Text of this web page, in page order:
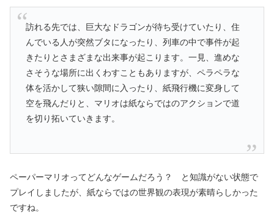
訪れる先では、巨大なドラゴンが待ち受けていたり、住
んでいる人が突然ブタになったり、列車の中で事件が起
きたりとさまざまな出来事が起こります。一見、進めな
さそうな場所に出くわすこともありますが、ペラペラな
体を活かして狭い隙間に入ったり、紙飛行機に変身して
空を飛んだりと、マリオは紙ならではのアクションで道
を切り拓いていきます。
ペーパーマリオってどんなゲームだろう？ と知識がない状態で
プレイしましたが、紙ならではの世界観の表現が素晴らしかった
ですね。